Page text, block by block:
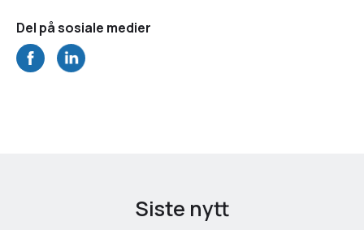
Del på sosiale medier
Siste nytt